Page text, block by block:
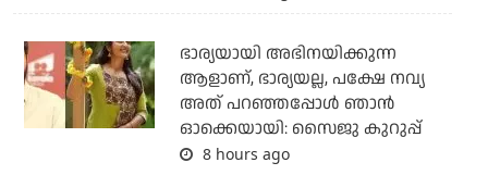
ഭാര്യയായി അഭിനയിക്കുന്ന
ആളാണ്, ഭാര്യയല്ല, പക്ഷേ നവ്യ
അത് പറഞ്ഞപ്പോള്‍ ഞാന്‍
ഓക്കെയായി: സൈജു കുറുപ്പ്
8 hours ago